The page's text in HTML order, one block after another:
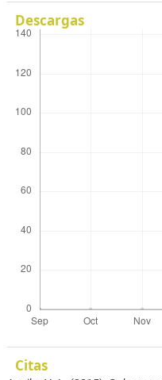
Descargas
Citas